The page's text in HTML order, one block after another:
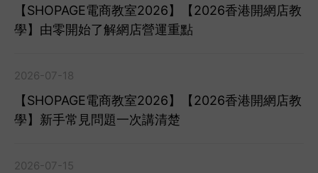
【SHOPAGE電商教室2026】【2026香港開網店教
學】由零開始了解網店營運重點
2026-07-18
【SHOPAGE電商教室2026】【2026香港開網店教
學】新手常見問題一次講清楚
2026-07-15